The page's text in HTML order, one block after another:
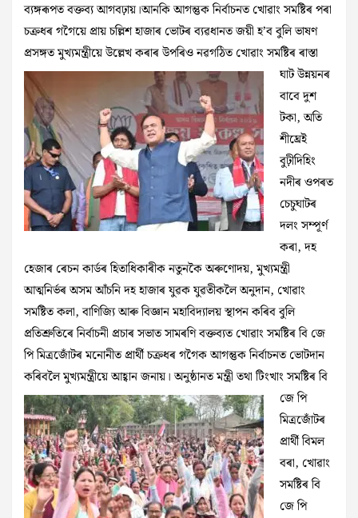
ব্যঙ্গৰূপত বক্তব্য আগবঢ়ায়।আনকি আগন্তুক নিৰ্বাচনত খোৱাং সমষ্টিৰ পৰা
চক্ৰধৰ গগৈয়ে প্ৰায় চল্লিশ হাজাৰ ভোটৰ ব্যৱধানত জয়ী হ’ব বুলি ভাষণ
প্ৰসঙ্গত মুখ্যমন্ত্ৰীয়ে উল্লেখকৰাৰ উপৰিও নৱগঠিত খোৱাং সমষ্টিৰ ৰাস্তা
ঘাট উন্নয়নৰ
বাবে দুশ
টকা, অতি
শীঘ্ৰেই
বুঢ়ীদিহিং
নদীৰ ওপৰত
চেচুঘাটৰ
দলং সম্পূৰ্ণ
কৰা, দহ
হেজাৰ ৰেচন কাৰ্ডৰ হিতাধিকাৰীক নতুনকৈ অৰুণোদয়, মুখ্যমন্ত্ৰী
আত্মনিৰ্ভৰ অসম আঁচনি দহ হাজাৰ যুৱক যুৱতীকলৈ অনুদান, খোৱাং
সমষ্টিত কলা, বাণিজ্যি আৰু বিজ্ঞান মহাবিদ্যালয় স্থাপন কৰিব বুলি
প্ৰতিশ্ৰুতিৰে নিৰ্বাচনী প্ৰচাৰ সভাত সামৰণি বক্তব্যত খোৱাং সমষ্টিৰ বি জে
পি মিত্ৰজোঁটৰ মনোনীত প্ৰাৰ্থী চক্ৰধৰ গগৈক আগন্তুক নিৰ্বাচনত ভোটদান
কৰিবলৈ মুখ্যমন্ত্ৰীয়ে আহ্বান জনায়। অনুষ্ঠানত মন্ত্ৰী তথা টিংখাং সমষ্টিৰ বি
জে পি
মিত্ৰজোঁটৰ
প্ৰাৰ্থী বিমল
বৰা, খোৱাং
সমষ্টিৰ বি
জে পি